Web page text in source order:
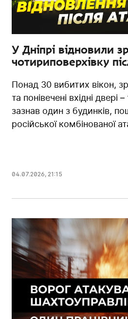
У Дніпрі відновили
чотириповерхівку
Понад 30 вибитих вікон,
та понівечені вхідні двері
зазнав один з будинків,
російської комбінованої
04.07.2026, 21:15